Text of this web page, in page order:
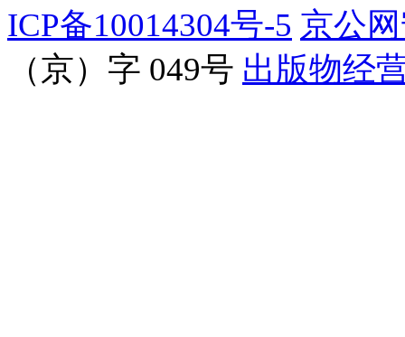
ICP备10014304号-5 京公
（京）字 049号 出版物经